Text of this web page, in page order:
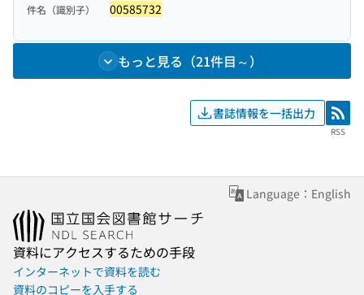
件名（識別子） 00585732
もっと見る（21件目～）
書誌情報を一括出力 RSS
RSS
Language：English
資料にアクセスするための手段
インターネットで資料を読む
資料のコピーを入手する